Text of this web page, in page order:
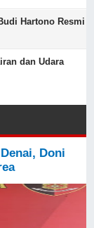
Hartono Resmi
dan Udara
Doni